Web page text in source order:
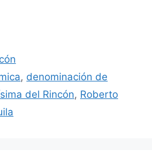
, denominación de
del Rincón, Roberto